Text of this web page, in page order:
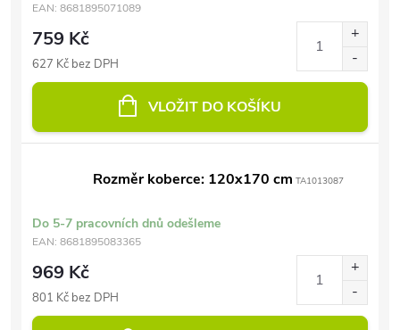
EAN: 8681895071089
759 Kč
627 Kč bez DPH
VLOŽIT DO KOŠÍKU
Rozměr koberce: 120x170 cm TA1013087
Do 5-7 pracovních dnů odešleme
EAN: 8681895083365
969 Kč
801 Kč bez DPH